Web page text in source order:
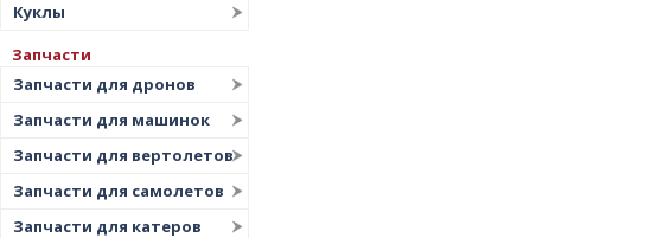
Куклы
Запчасти
Запчасти для дронов
Запчасти для машинок
Запчасти для вертолетов
Запчасти для самолетов
Запчасти для катеров